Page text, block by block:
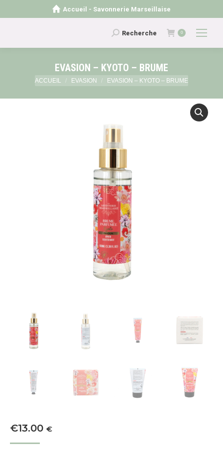
Accueil - Savonnerie Marseillaise
Recherche
:
Recherche 0
EVASION – KYOTO – BRUME
Vous êtes ici :
ACCUEIL EVASION EVASION – KYOTO – BRUME
€13.00 €